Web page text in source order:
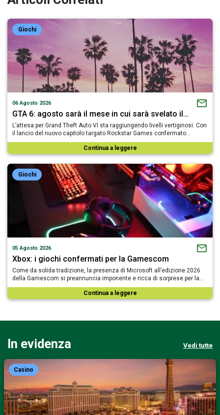
Giochi
06 Agosto 2026
GTA 6: agosto sarà il mese in cui sarà svelato il…
L’attesa per Grand Theft Auto VI sta raggiungendo livelli vertiginosi. Con
il lancio del nuovo capitolo targato Rockstar Games confermato…
Continua a leggere
Giochi
05 Agosto 2026
Xbox: i giochi confermati per la Gamescom
Come da solida tradizione, la presenza di Microsoft all’edizione 2026
della Gamescom si preannuncia imponente e ricca di sorprese per la…
Continua a leggere
In evidenza Vedi tutte
Casino